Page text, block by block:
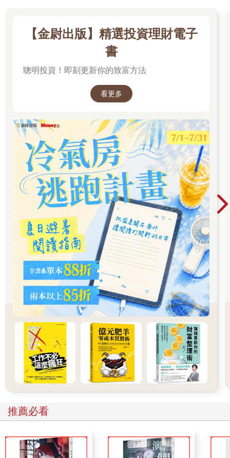
◎你有改變自己的決心嗎？
不過，想要跳脫那種狀態絕對是辦得到的。只要走過「九步驟自
我改造計畫」，你就能脫離那種模式。
能，並驚訝於以前自己竟然一直被那麼糟糕狹隘的觀點綑綁住
你所需要的只有一份決心──「真心想改變自己」的覺悟。
不是只有在現實社會裡獲得大眾認可的那群人，才能在精神層面
攀上高峰。關鍵在於，你到底站在哪一種心的立足點上。這裡千
萬不能搞錯。
你不需要有好幾萬的追蹤人數，不需要有一堆人在社群平台幫你
點讚，也不需要社會大聲讚揚你有多棒。不需要出人頭地，不需
要把誰比下去，更不需要賺到一億日圓。
只要改變心的立足點，你就能得到一個全然不同的嶄新自我。
難得有緣，你拿起了這本書，我就希望你能過上「真正意義上的
幸福人生」。希望你能揮別「每天總在擔心不被認同、事事想和
他人比較，活得小心翼翼又膽戰心驚」的人生。我想把這份心願
傳遞出去。
接下來我想告訴你，你的真實人生旅程，就從這一刻開始喔。
◎其實我以前也活得小心翼翼⋯⋯
完全不受他人批判影響。
這種人擁有非常清晰的自我意識，不受他人左右，就像是一直走
在向陽的光明大道上。他們經常會被所謂的弱者們說，「你根本
不懂啦。」或是「你那是強者的邏輯。」不過，其實真正不懂的
是那些弱者。
為什麼我敢這樣說呢？因為我過去也曾是一個弱者。那段漫長的
的，活得謹小慎微、戰戰兢兢。經過「自我改造訓練」後，那個
極度不快樂的我終於成功擺脫了長期內耗的狀態，所以兩邊的心
情我都懂，因為我過去就是典型的弱者。
直到脫離那種「小心翼翼、膽戰心驚的內心狀態」後，我才無比
驚訝地發現：「咦！原來世界可以這麼自由嗎！」
【金尉出版】精選投資理財電子
書
聰明投資！即刻更新你的致富方法
看更多
推薦必看